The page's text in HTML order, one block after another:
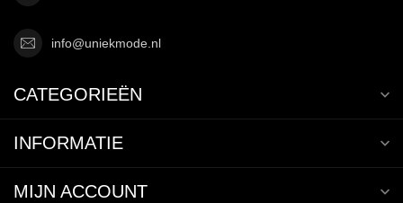
info@uniekmode.nl
CATEGORIEËN
INFORMATIE
MIJN ACCOUNT